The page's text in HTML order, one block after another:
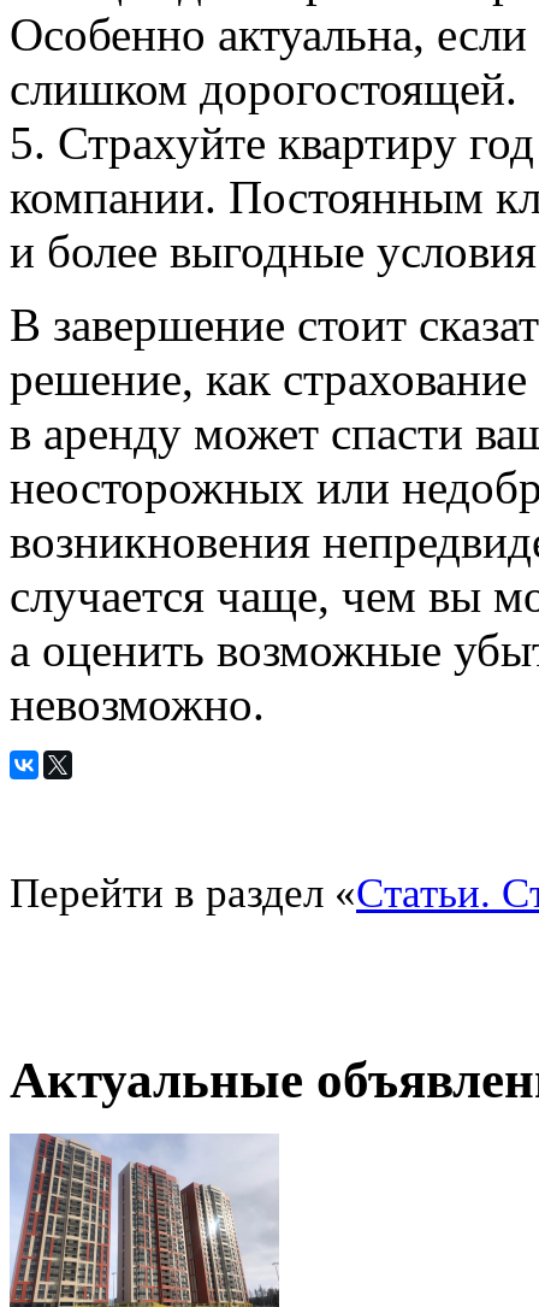
Особенно актуальна,
слишком дорогостоящей.
5. Страхуйте квартиру
компании. Постоянным
и более выгодные
В завершение стоит
решение, как
в аренду может спасти
неосторожных или
возникновения
случается чаще, чем вы
а оценить возможные
невозможно.
Перейти в раздел «Статьи.
Актуальные